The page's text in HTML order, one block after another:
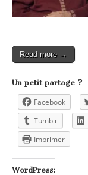
Read more →
Un petit partage ?
Facebook
Tumblr
Imprimer
WordPress: